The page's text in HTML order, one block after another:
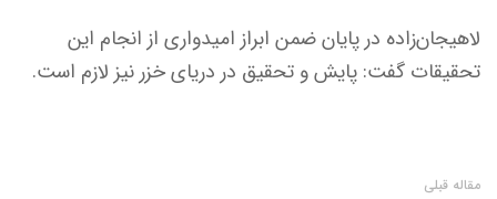
لاهیجان‌زاده در پایان ضمن ابراز امیدواری از انجام این
تحقیقات گفت: پایش و تحقیق در دریای خزر نیز لازم است.
مقاله قبلی